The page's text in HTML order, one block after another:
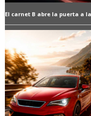
El carnet B abre la puerta a